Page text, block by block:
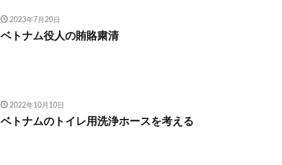
2023年7月20日
ベトナム役人の賄賂粛清
2022年10月10日
ベトナムのトイレ用洗浄ホースを考える